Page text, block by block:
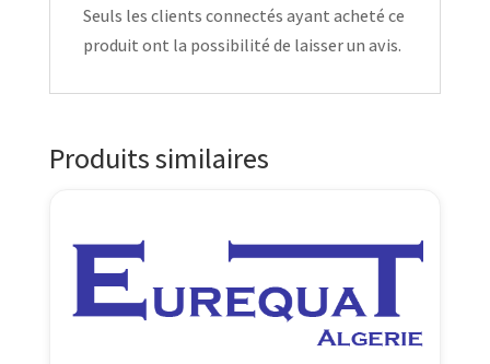
Seuls les clients connectés ayant acheté ce
produit ont la possibilité de laisser un avis.
Produits similaires